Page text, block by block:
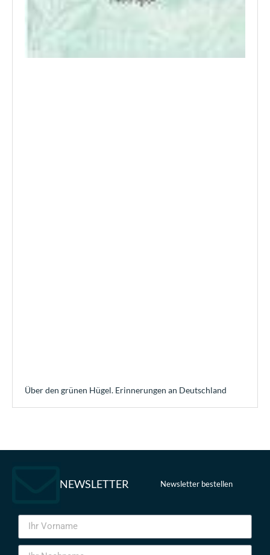
Über den grünen Hügel. Erinnerungen an Deutschland
NEWSLETTER Newsletter bestellen